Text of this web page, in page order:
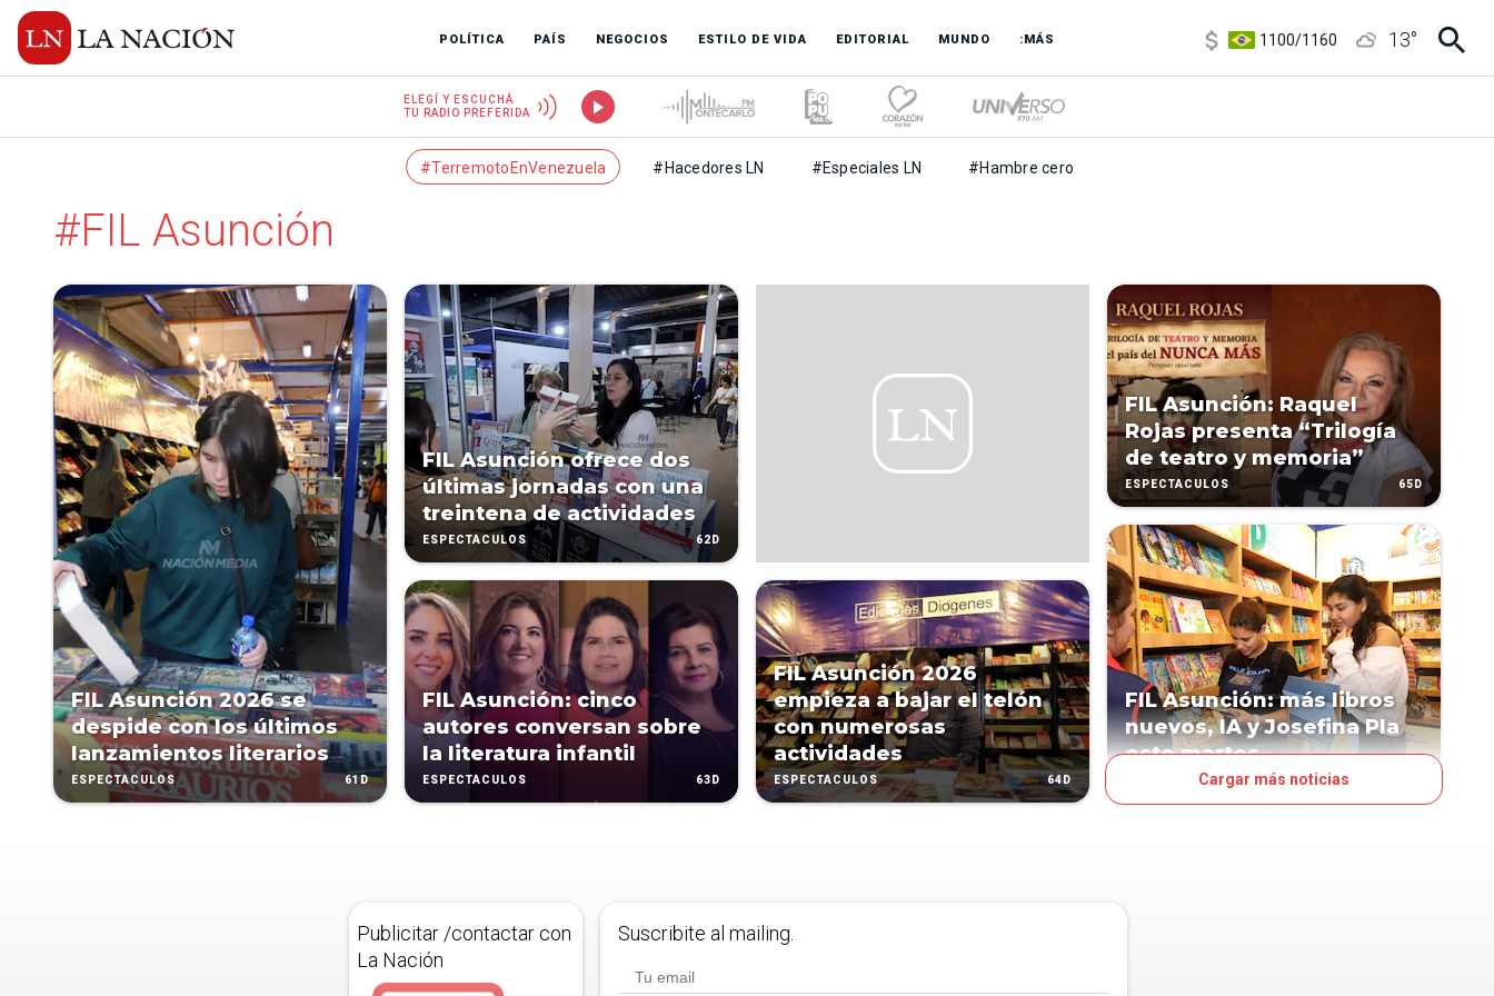
POLÍTICA PAÍS NEGOCIOS ESTILO DE VIDA EDITORIAL MUNDO :MÁS
1100/1160
13°
ELEGÍ Y ESCUCHÁ
TU RADIO PREFERIDA
#TerremotoEnVenezuela #Hacedores LN #Especiales LN #Hambre cero
#FIL Asunción
FIL Asunción 2026 se
despide con los últimos
lanzamientos literarios
ESPECTÁCULOS 61D
FIL Asunción ofrece dos
últimas jornadas con una
treintena de actividades
ESPECTÁCULOS 62D
FIL Asunción: cinco
autores conversan sobre
la literatura infantil
ESPECTÁCULOS 63D
FIL Asunción 2026
empieza a bajar el telón
con numerosas
actividades
ESPECTÁCULOS 64D
FIL Asunción: Raquel
Rojas presenta “Trilogía
de teatro y memoria”
ESPECTÁCULOS 65D
FIL Asunción: más libros
nuevos, IA y Josefina Pla
este martes
ESPECTÁCULOSCargar más noticias
Publicitar /contactar con
La Nación
Suscribite al mailing.